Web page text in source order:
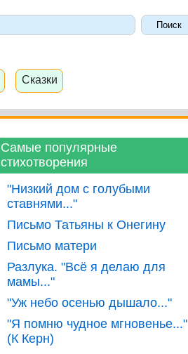
Сказки
Самые популярные
стихотворения
"Низкий дом с голубыми
ставнями..."
Письмо Татьяны к Онегину
Письмо матери
Разлука. "Всё я делаю для
мамы..."
"Уж небо осенью дышало..."
"Я помню чудное мгновенье..."
(К Керн)